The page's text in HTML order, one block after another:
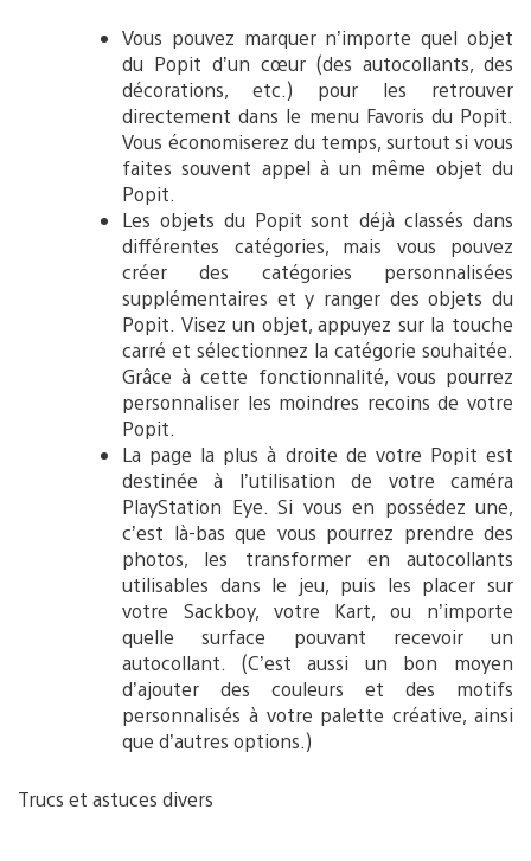
Vous pouvez marquer n’importe quel objet
du Popit d’un cœur (des autocollants, des
décorations, etc.) pour les retrouver
directement dans le menu Favoris du Popit.
Vous économiserez du temps, surtout si vous
faites souvent appel à un même objet du
Popit.
Les objets du Popit sont déjà classés dans
différentes catégories, mais vous pouvez
créer des catégories personnalisées
supplémentaires et y ranger des objets du
Popit. Visez un objet, appuyez sur la touche
carré et sélectionnez la catégorie souhaitée.
Grâce à cette fonctionnalité, vous pourrez
personnaliser les moindres recoins de votre
Popit.
La page la plus à droite de votre Popit est
destinée à l’utilisation de votre caméra
PlayStation Eye. Si vous en possédez une,
c’est là-bas que vous pourrez prendre des
photos, les transformer en autocollants
utilisables dans le jeu, puis les placer sur
votre Sackboy, votre Kart, ou n’importe
quelle surface pouvant recevoir un
autocollant. (C’est aussi un bon moyen
d’ajouter des couleurs et des motifs
personnalisés à votre palette créative, ainsi
que d’autres options.)
Trucs et astuces divers